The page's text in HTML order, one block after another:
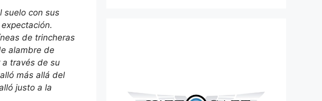
con sus
de trincheras
alambre de
a través de su
más allá del
justo a la